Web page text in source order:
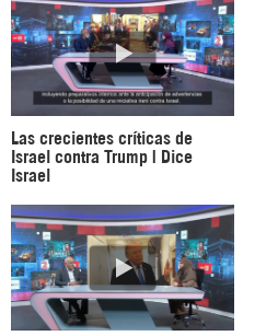
Las crecientes críticas de
Israel contra Trump | Dice
Israel